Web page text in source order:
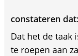
constateren dat:
Dat het de taak
te roepen aan